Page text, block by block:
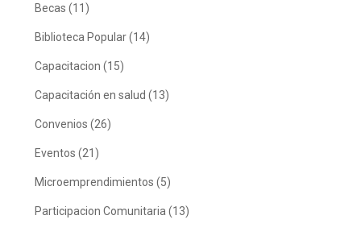
Becas (11)
Biblioteca Popular(14)
Capacitacion (15)
Capacitación en salud (13)
Convenios (26)
Eventos (21)
Microemprendimientos (5)
Participacion Comunitaria (13)